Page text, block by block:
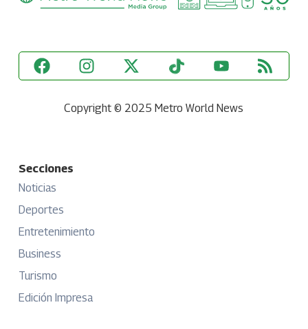
Copyright © 2025 Metro World News
Secciones
Noticias
Deportes
Entretenimiento
Business
Turismo
Edición Impresa